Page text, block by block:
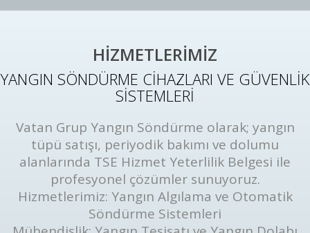
HİZMETLERİMİZ
YANGIN SÖNDÜRME CİHAZLARI VE GÜVENLİK
SİSTEMLERİ
Vatan Grup Yangın Söndürme olarak; yangın
tüpü satışı, periyodik bakımı ve dolumu
alanlarında TSE Hizmet Yeterlilik Belgesi ile
profesyonel çözümler sunuyoruz.
Hizmetlerimiz: Yangın Algılama ve Otomatik
Söndürme Sistemleri